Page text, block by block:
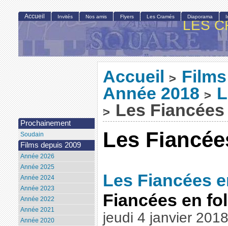
LES
Accueil >
Année 2018 >
> Les
Les
Les Fiancées
Fiancées en
jeudi 4 janvier 2018
Accueil Invités Nos amis Flyers Les Cramés Diaporama
Prochainement
Soudain
Films depuis 2009
Année 2026
Année 2025
Année 2024
Année 2023
Année 2022
Année 2021
Année 2020